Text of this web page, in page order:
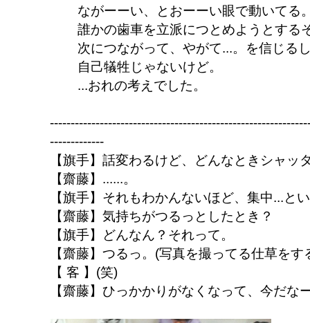
ながーーい、とおーーい眼で動いてる
誰かの歯車を立派につとめようとする
次につながって、やがて...。を信じる
自己犠牲じゃないけど。
...おれの考えでした。
-------------
【旗手】話変わるけど、どんなときシャッ
【齋藤】......。
【旗手】それもわかんないほど、集中...と
【齋藤】気持ちがつるっとしたとき？
【旗手】どんなん？それって。
【齋藤】つるっ。(写真を撮ってる仕草をす
【 客 】(笑)
【齋藤】ひっかかりがなくなって、今だな